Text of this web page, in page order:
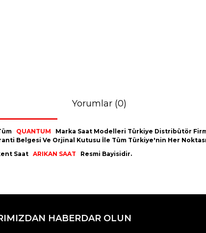
Yorumlar (0)
QUANTUM Marka Saat Modelleri Türkiye Distribütör
Belgesi Ve Orjinal Kutusu İle Tüm Türkiye'nin Her
Saat ARIKAN SAAT Resmi Bayisidir.
için teşekkür ederiz.
bozuk veya görüntülenemiyor.
HABERDAR OLUN